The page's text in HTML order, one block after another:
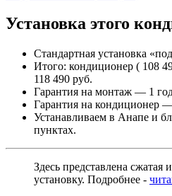
Установка этого
Стандартная установка
Итого: кондиционер ( 108
118 490 руб.
Гарантия на монтаж — 1
Гарантия на кондиционер
Устанавливаем в Анапе и
пунктах.
Здесь представлена сжатая
установку. Подробнее -